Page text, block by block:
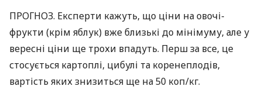
ПРОГНОЗ. Експерти кажуть, що ціни на овочі-
фрукти (крім яблук) вже близькі до мінімуму, але у
вересні ціни ще трохи впадуть. Перш за все, це
стосується картоплі, цибулі та коренеплодів,
вартість яких знизиться ще на 50 коп/кг.